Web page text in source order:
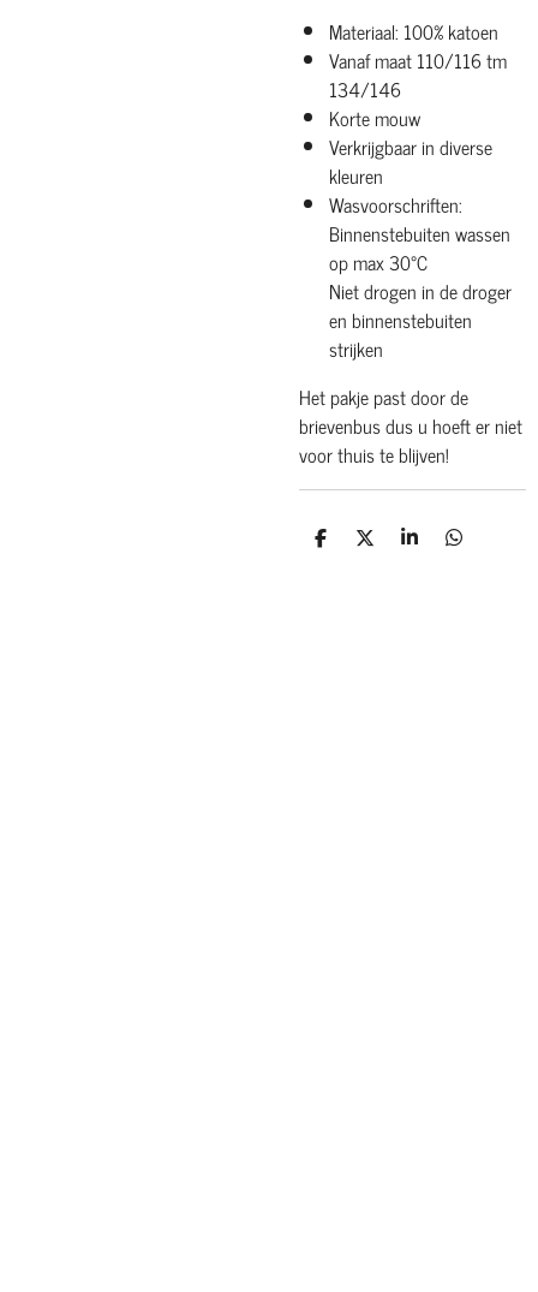
Materiaal: 100% katoen
Vanaf maat 110/116 tm
134/146
Korte mouw
Verkrijgbaar in diverse
kleuren
Wasvoorschriften:
Binnenstebuiten wassen
op max 30°C
Niet drogen in de droger
en binnenstebuiten
strijken
Het pakje past door de
brievenbus dus u hoeft er niet
voor thuis te blijven!
D D S D